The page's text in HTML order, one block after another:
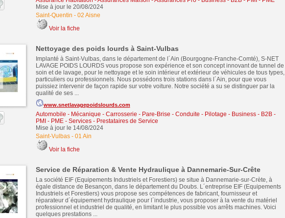
Mise à jour le 20/08/2024
Saint-Quentin - 02 Aisne
Voir la fiche
Nettoyage des poids lourds à Saint-Vulbas
Implanté à Saint-Vulbas, dans le département de l´Ain (Bourgogne-Franche-Comté), S-NET
LAVAGE POIDS LOURDS vous propose son expérience et son concept innovant de tunnel de
soin et de lavage, pour le nettoyage et le soin intérieur et extérieur de véhicules de tous types,
particuliers ou professionnels. Nous possédons trois stations dans l´Ain, pour que vous
puissiez intervenir de façon rapide sur votre voiture. Notre société a su se distinguer par la
qualité de ses ...
www.snetlavagepoidslourds.com
Automobile - Mécanique - Carrosserie - Pare-Brise - Conduite - Pilotage - Business - B2B -
PMI - PME- Services - Prestataires de Service
Mise à jour le 14/08/2024
Saint-Vulbas- 01 Ain
Voir la fiche
Service de Réparation & Vente Hydraulique à Dannemarie-Sur-Crête
La société EIF (Equipements Industriels et Forestiers) se situe à Dannemarie-sur-Crète, à
égale distance de Besançon, dans le département du Doubs. L´entreprise EIF (Equipements
Industriels et Forestiers) vous propose ses compétences de fabricant, fournisseur et
réparateur d´équipement hydraulique pour l´industrie, vous proposer à la vente du matériel
professionnel et industriel de qualité, en limitant le plus possible vos arrêts machines. Voici
quelques prestations ...